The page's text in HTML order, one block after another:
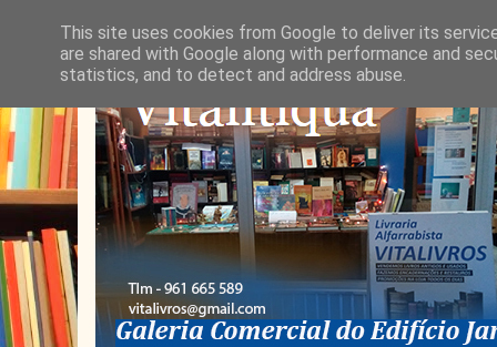
This site uses cookies from Google to deliver its
are shared with Google along with performance and
statistics, and to detect and address abuse.